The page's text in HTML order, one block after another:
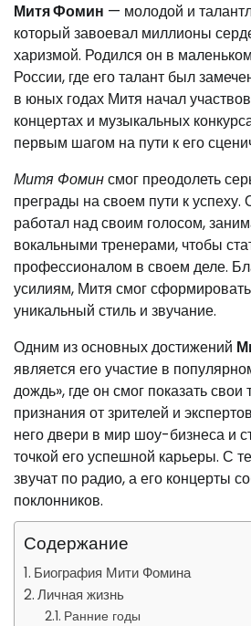
Митя Фомин — молодой и
который завоевал миллионы
харизмой. Родился он в
России, где его талант был
в юных годах Митя начал
концертах и музыкальных
первым шагом на пути к его
Митя Фоминсмог преодолеть
преграды на своем пути к успеху.
работал над своим голосом,
вокальными тренерами, чтобы
профессионалом в своем деле.
усилиям, Митя смог
уникальный стиль и звучание.
Одним из основных достижений
является его участие в
дождь», где он смог показать
признания от зрителей и
него двери в мир шоу-бизнеса и
точкой его успешной карьеры. С
звучат по радио, а его концерты
поклонников.
Содержание
Биография Мити Фомина
Личная жизнь
Ранние годы